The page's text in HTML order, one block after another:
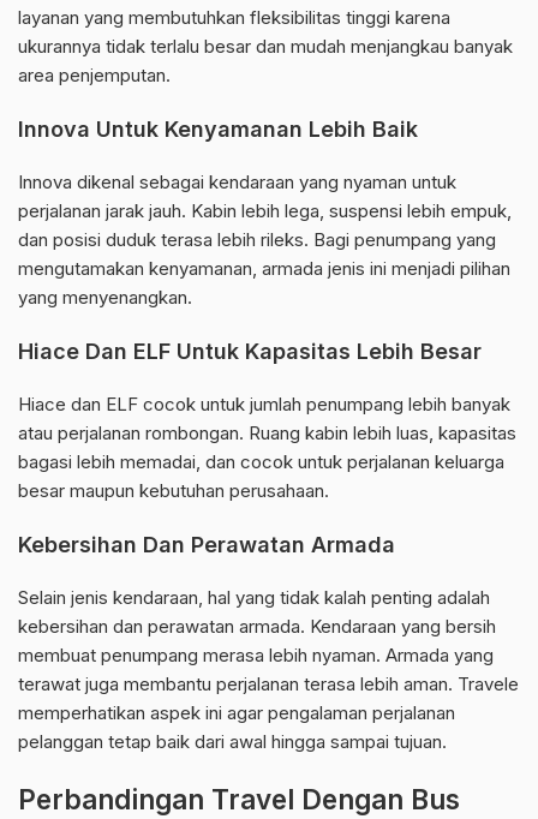
layanan yang membutuhkan fleksibilitas tinggi karena
ukurannya tidak terlalu besar dan mudah menjangkau banyak
area penjemputan.
Innova Untuk Kenyamanan Lebih Baik
Innova dikenal sebagai kendaraan yang nyaman untuk
perjalanan jarak jauh. Kabin lebih lega, suspensi lebih empuk,
dan posisi duduk terasa lebih rileks. Bagi penumpang yang
mengutamakan kenyamanan, armada jenis ini menjadi pilihan
yang menyenangkan.
Hiace Dan ELF Untuk Kapasitas Lebih Besar
Hiace dan ELF cocok untuk jumlah penumpang lebih banyak
atau perjalanan rombongan. Ruang kabin lebih luas, kapasitas
bagasi lebih memadai, dan cocok untuk perjalanan keluarga
besar maupun kebutuhan perusahaan.
Kebersihan Dan Perawatan Armada
Selain jenis kendaraan, hal yang tidak kalah penting adalah
kebersihan dan perawatan armada. Kendaraan yang bersih
membuat penumpang merasa lebih nyaman. Armada yang
terawat juga membantu perjalanan terasa lebih aman. Travele
memperhatikan aspek ini agar pengalaman perjalanan
pelanggan tetap baik dari awal hingga sampai tujuan.
Perbandingan Travel Dengan Bus